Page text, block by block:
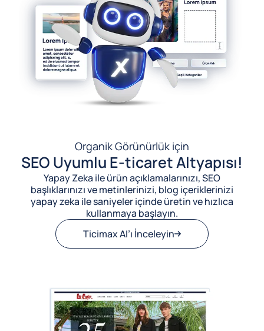
Organik Görünürlük için
SEO Uyumlu E-ticaret Altyapısı!
Yapay Zeka ile ürün açıklamalarınızı, SEO
başlıklarınızı ve metinlerinizi, blog içeriklerinizi
yapay zeka ile saniyeler içinde üretin ve hızlıca
kullanmaya başlayın.
Ticimax AI’ı İnceleyin